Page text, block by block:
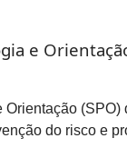
e
do risco e